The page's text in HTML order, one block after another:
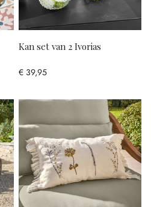
Kan set van 2 Ivorias
€ 39,95